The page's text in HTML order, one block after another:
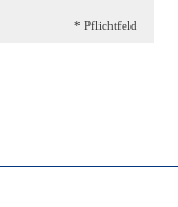
* Pflichtfeld